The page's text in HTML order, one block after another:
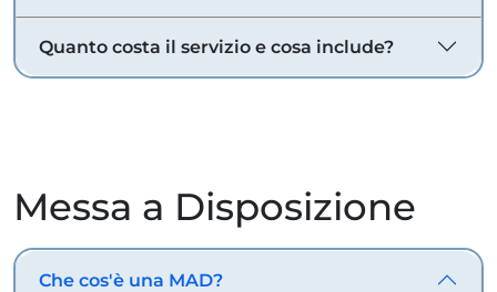
Quanto costa il servizio e cosa include?
Messa a Disposizione
Che cos'è una MAD?